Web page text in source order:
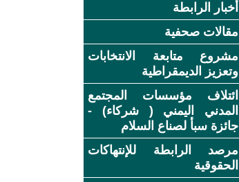
أخبار الرابطة
مقالات صحفية
مشروع متابعة الانتخابات
وتعزيز الديمقراطية
ائتلاف مؤسسات المجتمع
المدني اليمني ( شركاء) -
جائزة سبأ لصناع السلام
مرصد الرابطة للإنتهاكات
الحقوقية